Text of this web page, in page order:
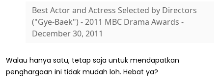
Best Actor and Actress Selected by Directors
("Gye-Baek") - 2011 MBC Drama Awards -
December 30, 2011
Walau hanya satu, tetap saja untuk mendapatkan
penghargaan ini tidak mudah loh. Hebat ya?